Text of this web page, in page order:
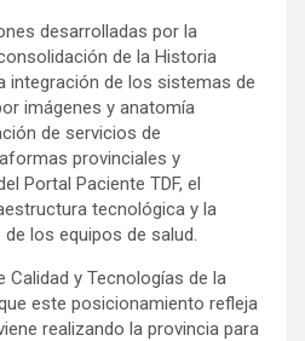
desarrolladas por la
de la Historia
integración de los sistemas de
imágenes y anatomía
de servicios de
provinciales y
Portal Paciente TDF, el
tecnológica y la
los equipos de salud.
Calidad y Tecnologías de la
este posicionamiento refleja
realizando la provincia para